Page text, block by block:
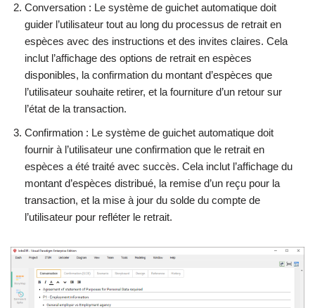
Conversation : Le système de guichet automatique doit
guider l’utilisateur tout au long du processus de retrait en
espèces avec des instructions et des invites claires. Cela
inclut l’affichage des options de retrait en espèces
disponibles, la confirmation du montant d’espèces que
l’utilisateur souhaite retirer, et la fourniture d’un retour sur
l’état de la transaction.
Confirmation : Le système de guichet automatique doit
fournir à l’utilisateur une confirmation que le retrait en
espèces a été traité avec succès. Cela inclut l’affichage du
montant d’espèces distribué, la remise d’un reçu pour la
transaction, et la mise à jour du solde du compte de
l’utilisateur pour refléter le retrait.